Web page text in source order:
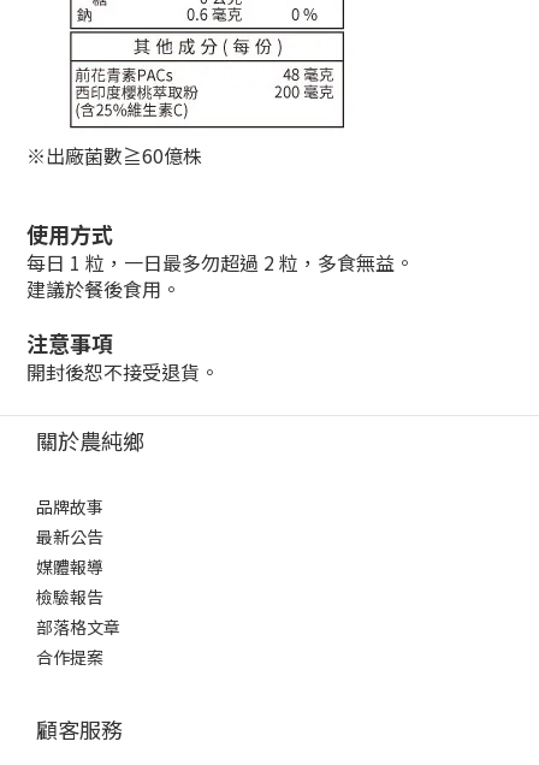
※出廠菌數≧60億株
使用方式
每日 1 粒，一日最多勿超過 2 粒，多食無益。
建議於餐後食用。
注意事項
開封後恕不接受退貨。
關於農純鄉
品牌故事
最新公告
媒體報導
檢驗報告
部落格文章
合作提案
顧客服務